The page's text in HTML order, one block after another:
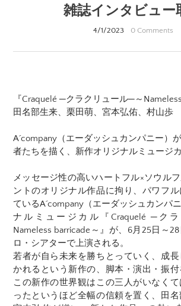
雑誌インタビュー
4/1/2023 0 Comments
『Craquelé ─クラクリュール─～
田名部生来、栗田萌、宮本弘佑、村山歩
A´company（エーダッシュカンパニー）
者たちを描く、新作オリジナルミュージ
メッセージ性の高いハートフル×ソウル
ントのオリジナル作品に拘り、パワフ
ているA´company（エーダッシュカンパ
ナルミュージカル『Craquelé ─ク
Nameless barricade～』が、6月25日～
ロ・シアターで上演される。
若者が自ら未来を勝ちとっていく、成
かれるという新作の、脚本・演出・振付
この新作の世界観はこの三人がいなく
ったというほど全幅の信頼を置く、田名